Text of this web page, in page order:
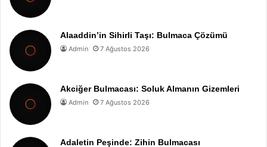
Alaaddin’in Sihirli Taşı: Bulmaca Çözümü
Admin 7 Ağustos 2026
Akciğer Bulmacası: Soluk Almanın Gizemleri
Admin 7 Ağustos 2026
Adaletin Peşinde: Zihin Bulmacası